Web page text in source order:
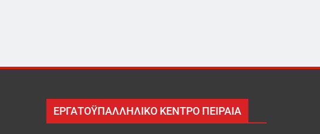
ΕΡΓΑΤΟΫΠΑΛΛΗΛΙΚΟ ΚΕΝΤΡΟ ΠΕΙΡΑΙΑ